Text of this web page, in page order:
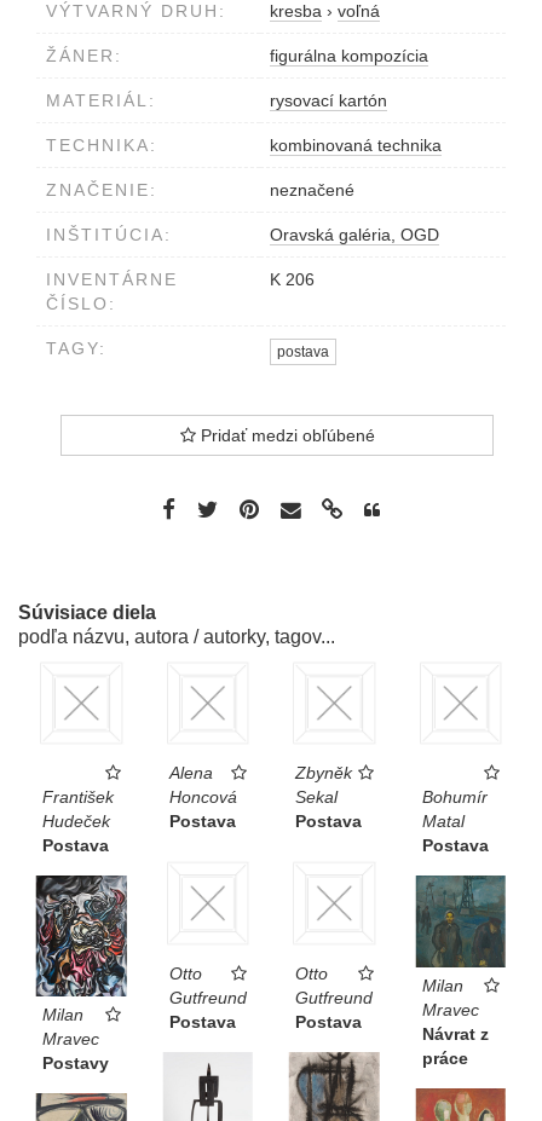
VÝTVARNÝ DRUH: kresba › voľná
ŽÁNER: figurálna kompozícia
MATERIÁL: rysovací kartón
TECHNIKA: kombinovaná technika
ZNAČENIE: neznačené
INŠTITÚCIA: Oravská galéria, OGD
INVENTÁRNE
ČÍSLO:
K 206
TAGY: postava
Pridať medzi obľúbené
Súvisiace diela
podľa názvu, autora / autorky, tagov...
František
Hudeček
Postava
Alena
Honcová
Postava
Zbyněk
Sekal
Postava
Bohumír
Matal
Postava
Otto
Gutfreund
Postava
Otto
Gutfreund
Postava
Milan
Mravec
Postavy
Milan
Mravec
Návrat z
práce